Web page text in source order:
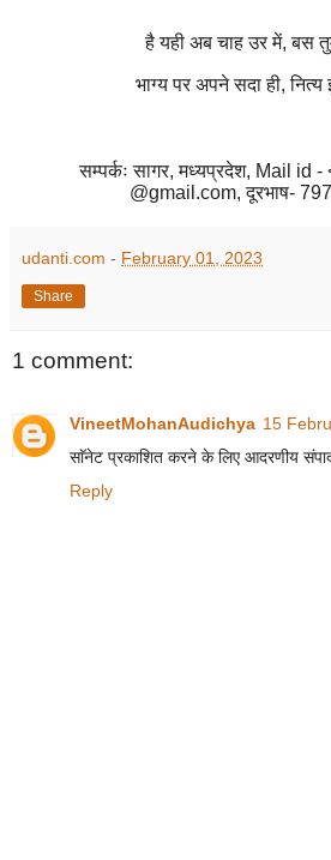
है यही अब चाह उर में,बस
भाग्य पर अपने सदा ही,
सम्पर्कः सागर,मध्यप्रदेश, Mail id -
@gmail.com, दूरभाष-
udanti.com - February 01, 2023
Share
1 comment:
VineetMohanAudichya 15
साॅनेट प्रकाशित करने के लिए आदरणीय
Reply